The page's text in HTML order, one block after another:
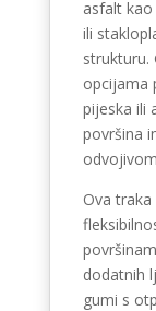
asfalt
ili
strukturu.
opcijama
pijeska ili
površina
Ova
dodatnih
gumi s